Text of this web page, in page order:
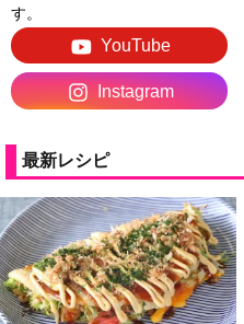
す。
YouTube
Instagram
最新レシピ